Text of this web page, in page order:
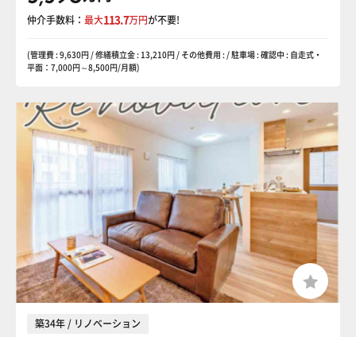
仲介手数料： 最大113.7万円が不要!
(管理費 : 9,630円 / 修繕積立金 : 13,210円 / その他費用 : / 駐車場 : 確認中 : 自走式・
平面：7,000円～8,500円/月額)
築34年 / リノベーション